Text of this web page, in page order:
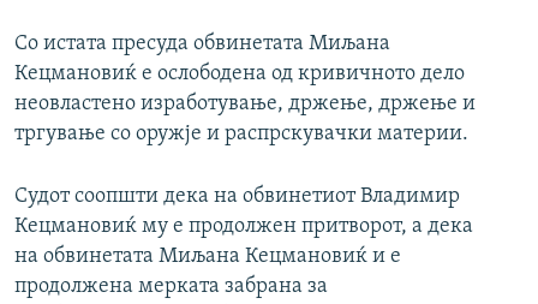
Со истата пресуда обвинетата Миљана
Кецмановиќ е ослободена од кривичното дело
неовластено изработување, држење, држење и
тргување со оружје и распрскувачки материи.
Судот соопшти дека на обвинетиот Владимир
Кецмановиќ му е продолжен притворот, а дека
на обвинетата Миљана Кецмановиќ и е
продолжена мерката забрана за